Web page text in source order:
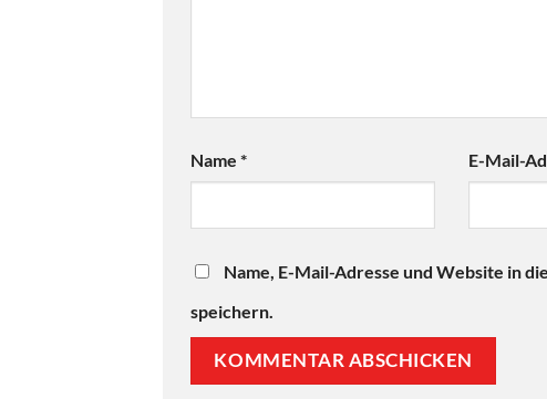
Name * E-Mail-
Name, E-Mail-Adresse und Website in
speichern.